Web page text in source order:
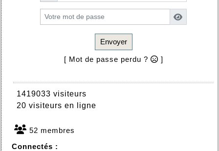
Envoyer
[ Mot de passe perdu ? ]
1419033 visiteurs
20 visiteurs en ligne
52 membres
Connectés :